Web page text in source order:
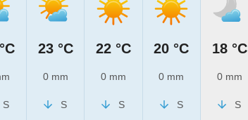
S
23 °C
0 mm
S
22 °C
0 mm
S
20 °C
0 mm
S
18 °C
0 mm
S